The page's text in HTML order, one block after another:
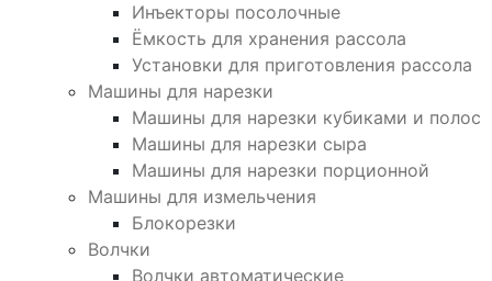
Инъекторы посолочные
Ёмкость для хранения рассола
Установки для приготовления рассола
Машины для нарезки
Машины для нарезки кубиками и полос
Машины для нарезки сыра
Машины для нарезки порционной
Машины для измельчения
Блокорезки
Волчки
Волчки автоматические